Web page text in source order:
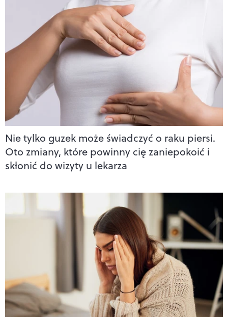
Nie tylko guzek może świadczyć o raku piersi.
Oto zmiany, które powinny cię zaniepokoić i
skłonić do wizyty u lekarza